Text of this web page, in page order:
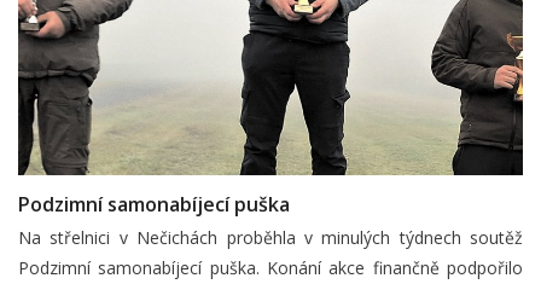
Podzimní samonabíjecí puška
Na střelnici v Nečichách proběhla v minulých týdnech soutěž
Podzimní samonabíjecí puška. Konání akce finančně podpořilo